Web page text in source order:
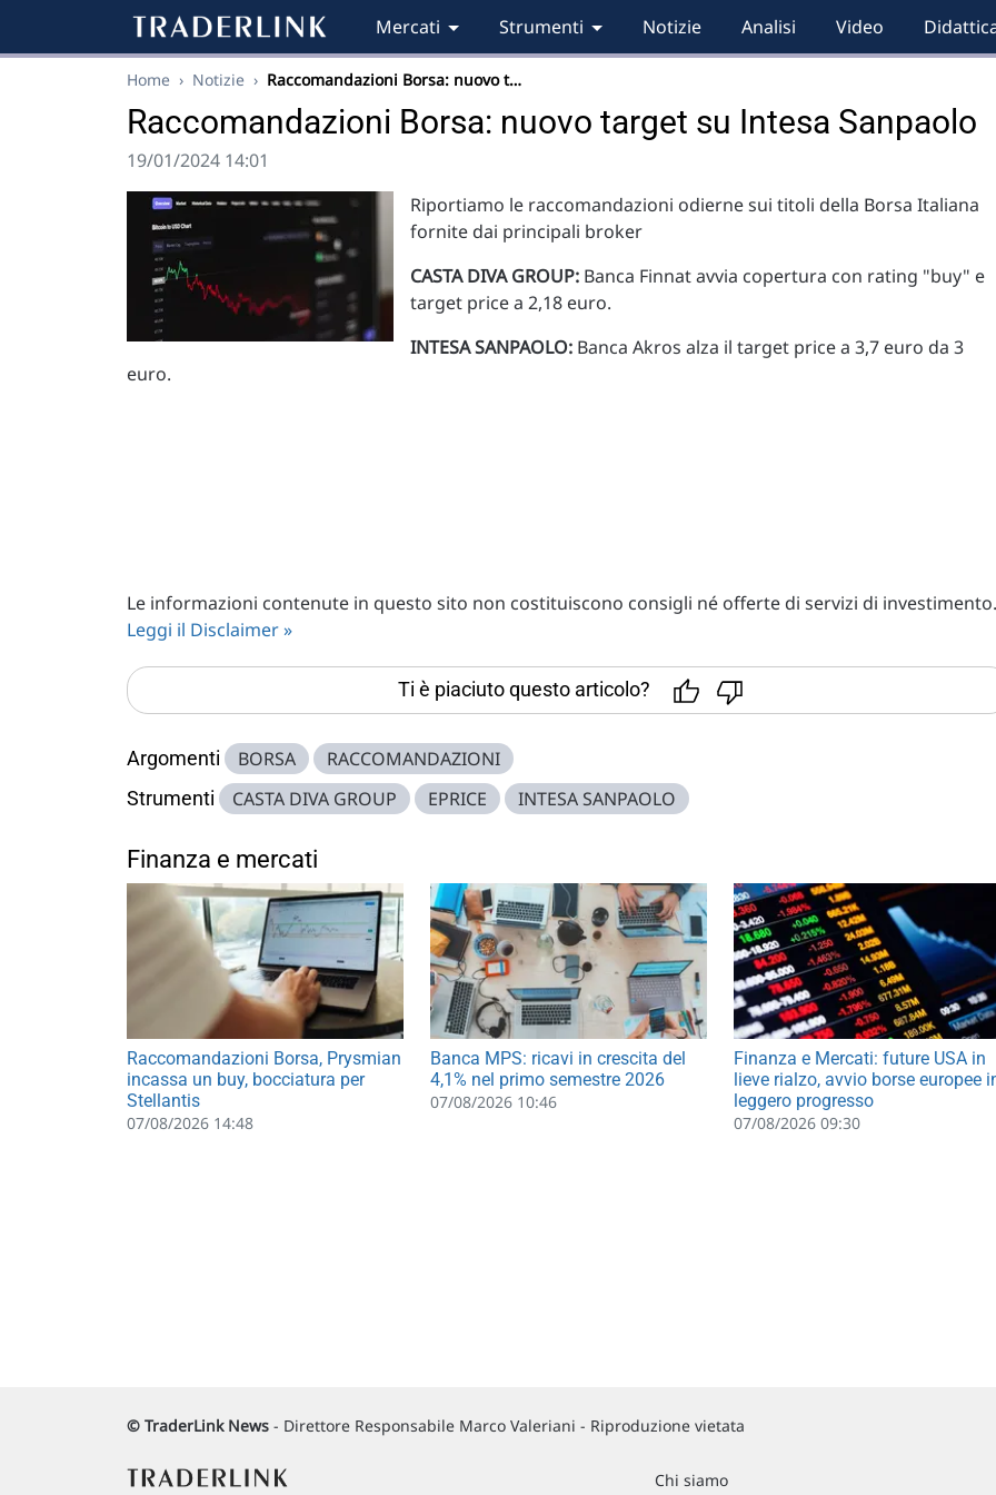
Mercati Strumenti Notizie Analisi Video
Home › Notizie › Raccomandazioni Borsa: nuovo t…
Raccomandazioni Borsa: nuovo target su Intesa Sanpaolo
19/01/2024 14:01
Riportiamo le raccomandazioni odierne sui titoli della Borsa Italiana
fornite dai principali broker
CASTA DIVA GROUP: Banca Finnat avvia copertura con rating "buy" e
target price a 2,18 euro.
INTESA SANPAOLO: Banca Akros alza il target price a 3,7 euro da 3
euro.
Le informazioni contenute in questo sito non costituiscono consigli né offerte di servizi di investimento.
Leggi il Disclaimer »
Ti è piaciuto questo articolo?
Argomenti BORSA RACCOMANDAZIONI
Strumenti CASTA DIVA GROUP EPRICE INTESA SANPAOLO
Finanza e mercati
Raccomandazioni Borsa, Prysmian
incassa un buy, bocciatura per
Stellantis
07/08/2026 14:48
Banca MPS: ricavi in crescita del
4,1% nel primo semestre 2026
07/08/2026 10:46
Finanza e Mercati: future USA in
lieve rialzo, avvio borse europee
leggero progresso
07/08/2026 09:30
© TraderLink News - Direttore Responsabile Marco Valeriani - Riproduzione vietata
Chi siamo